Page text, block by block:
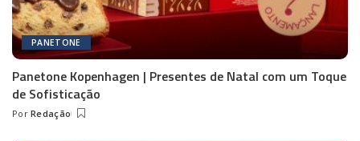
PANETONE
Panetone Kopenhagen | Presentes de Natal com um Toque
de Sofisticação
Posted
Por Redação